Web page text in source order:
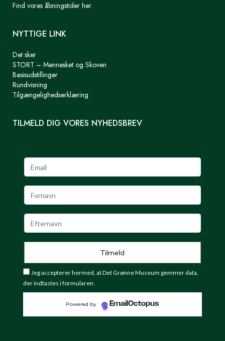
Find vores åbningstider her.
NYTTIGE LINK
Det sker
STORT – Mennesket og Skoven
Basisudstillinger
Rundvisning
Tilgængelighedserklæring
TILMELD DIG VORES NYHEDSBREV
Jeg accepterer hermed, at Det Grønne Museum gemmer data,
der indtastes i formularen.
Powered by EmailOctopus